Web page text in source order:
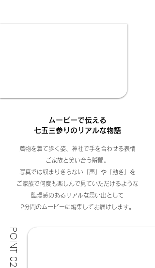
ムービーで伝える
七五三参りのリアルな物語
着物を着て歩く姿、神社で手を合わせる表情
ご家族と笑い合う瞬間。
写真では収まりきらない「声」や「動き」を
ご家族で何度も楽しんで見ていただけるような
臨場感のあるリアルな思い出として
2分間のムービーに編集してお届けします。
POINT 02